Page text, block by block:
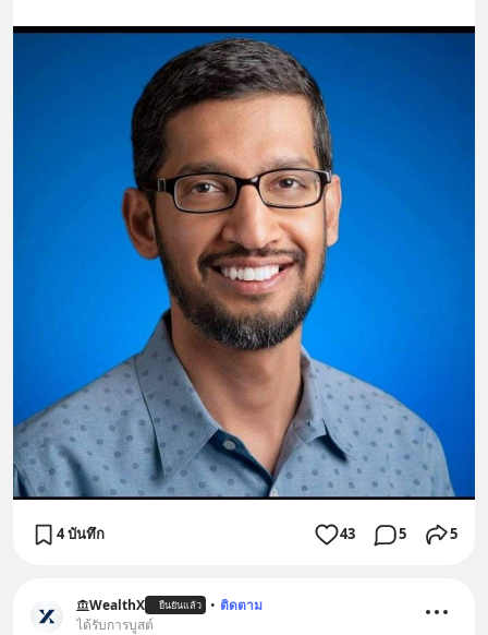
4 บันทึก 43 5 5
WealthX ยืนยันแล้ว • ติดตาม
ได้รับการบูสต์